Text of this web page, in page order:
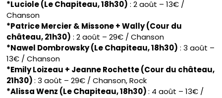
*Luciole (Le Chapiteau, 18h30) : 2 août – 13€ /
Chanson
*Patrice Mercier & Missone + Wally (Cour du
château, 21h30) : 2 août – 29€ / Chanson
*Nawel Dombrowsky (Le Chapiteau, 18h30) : 3 août –
13€ / Chanson
*Emily Loizeau + Jeanne Rochette (Cour du château,
21h30): 3 août – 29€ / Chanson, Rock
*Alissa Wenz (Le Chapiteau, 18h30): 4 août – 13€ /